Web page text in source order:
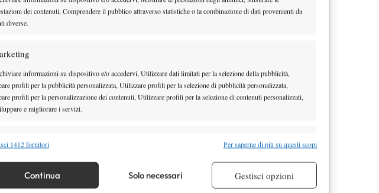
dei contenuti, Comprendere il pubblico attraverso statistiche o la combinazione di dati provenienti da
diverse.
informazioni su dispositivo e/o accedervi, Utilizzare dati limitati per la selezione della pubblicità,
profili per la pubblicità personalizzata, Utilizzare profili per la selezione di pubblicità personalizzata,
profili per la personalizzazione dei contenuti, Utilizzare profili per la selezione di contenuti personalizzati,
e migliorare i servizi.
i dispositivi in base alle informazioni trasmesse automaticamente.
1412 fornitori Per saperne di più su questi scopi
Continua Solo necessari Gestisci opzioni
capace di annichilire quasi ogni avversario
grado di scagliare fenomenali bordate al servizio,
talvoltasuperare i 250 km/h.Con un fisico così,
il tennis non è per forza una passeggiata: come
qualiKarlovic, Anderson, Isner,
altri colpi attributi oltre al servizio, primo tra i
Albano dedica così ampio spazio nella propria
aspetto del suo gioco, macinando al contempo
future e scalando rapidamente le classifiche